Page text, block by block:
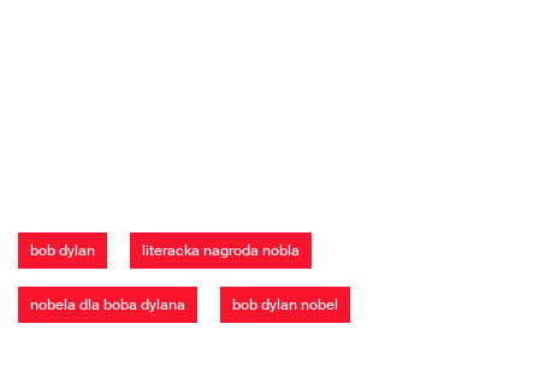
bob dylan literacka nagroda nobla
nobela dla boba dylana bob dylan nobel